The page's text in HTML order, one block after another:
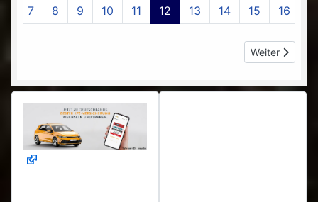
7 8 9 10 11 12 13 14 15 16
Nächster
Weiter